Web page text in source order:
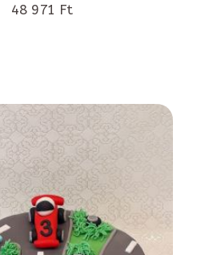
48 971 Ft